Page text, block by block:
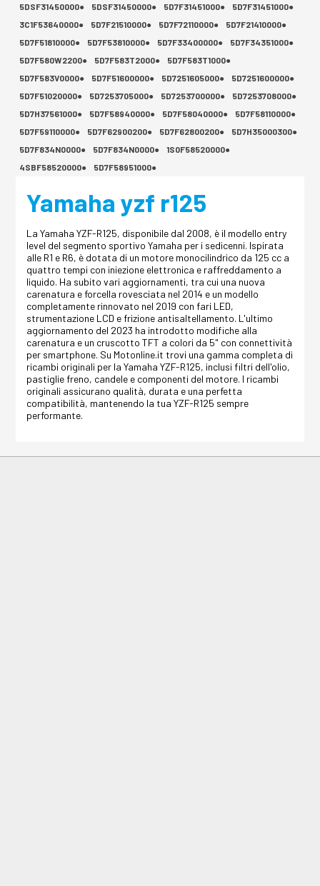
5DSF31450000●
5DSF31450000● 5D7F31451000●
5D7F31451000●
3C1F53640000●
5D7F21510000● 5D7F72110000●
5D7F21410000●
5D7F51810000●
5D7F53810000● 5D7F33400000●
5D7F34351000●
5D7F580W2200●
5D7F583T2000●
5D7F583T1000●
5D7F583V0000●
5D7F51600000● 5D7251605000●
5D7251600000●
5D7F51020000●
5D7253705000● 5D7253700000●
5D7253708000●
5D7H37561000●
5D7F58940000● 5D7F58040000●
5D7F58110000●
5D7F59110000●
5D7F62900200● 5D7F62800200●
5D7H35000300●
5D7F834N0000●
5D7F834N0000●
1S0F58520000●
4SBF58520000●
5D7F58951000●
Yamaha yzf r125
La Yamaha YZF-R125, disponibile dal 2008, è il modello entry
level del segmento sportivo Yamaha per i sedicenni. Ispirata
alle R1 e R6, è dotata di un motore monocilindrico da 125 cc a
quattro tempi con iniezione elettronica e raffreddamento a
liquido. Ha subito vari aggiornamenti, tra cui una nuova
carenatura e forcella rovesciata nel 2014 e un modello
completamente rinnovato nel 2019 con fari LED,
strumentazione LCD e frizione antisaltellamento. L'ultimo
aggiornamento del 2023 ha introdotto modifiche alla
carenatura e un cruscotto TFT a colori da 5" con connettività
per smartphone. Su Motonline.it trovi una gamma completa di
ricambi originali per la Yamaha YZF-R125, inclusi filtri dell'olio,
pastiglie freno, candele e componenti del motore. I ricambi
originali assicurano qualità, durata e una perfetta
compatibilità, mantenendo la tua YZF-R125 sempre
performante.